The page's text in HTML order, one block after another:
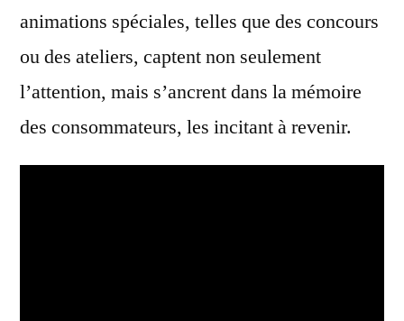
animations spéciales, telles que des concours
ou des ateliers, captent non seulement
l’attention, mais s’ancrent dans la mémoire
des consommateurs, les incitant à revenir.